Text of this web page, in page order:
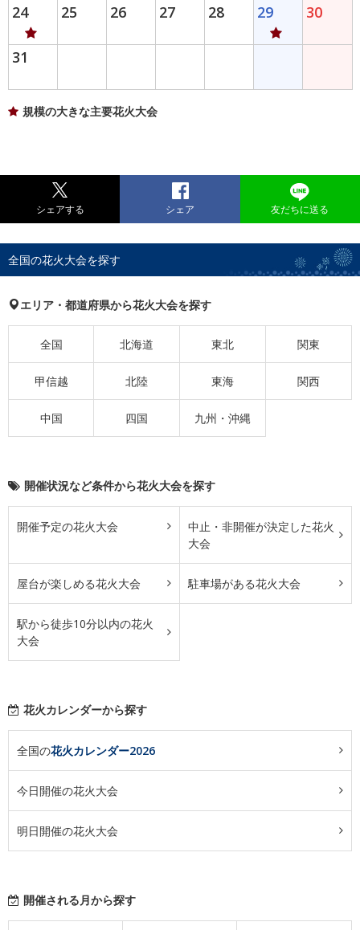
24 25 26 27 28 29 30
31
規模の大きな主要花火大会
シェアする シェア 友だちに送る
全国の花火大会を探す
エリア・都道府県から花火大会を探す
全国 北海道 東北 関東
甲信越 北陸 東海 関西
中国 四国 九州・沖縄
開催状況など条件から花火大会を探す
開催予定の花火大会
中止・非開催が決定した花火
大会
屋台が楽しめる花火大会 駐車場がある花火大会
駅から徒歩10分以内の花火
大会
花火カレンダーから探す
全国の花火カレンダー2026
今日開催の花火大会
明日開催の花火大会
開催される月から探す